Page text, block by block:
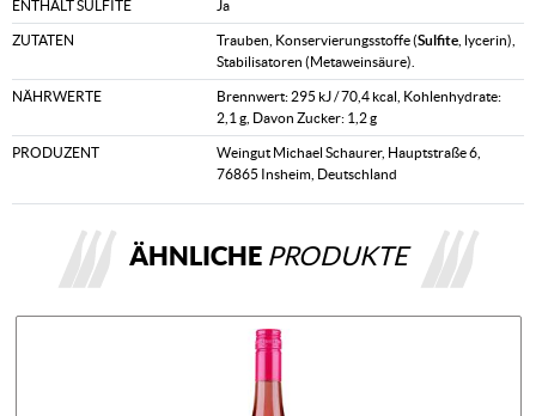
ENTHÄLT SULFITE Ja
ZUTATEN Trauben, Konservierungsstoffe (Sulfite , lycerin),
Stabilisatoren (Metaweinsäure).
NÄHRWERTE
Brennwert: 295 kJ / 70,4 kcal, Kohlenhydrate:
2,1 g, Davon Zucker: 1,2 g
PRODUZENT
Weingut Michael Schaurer, Hauptstraße 6,
76865 Insheim, Deutschland
ÄHNLICHE PRODUKTE